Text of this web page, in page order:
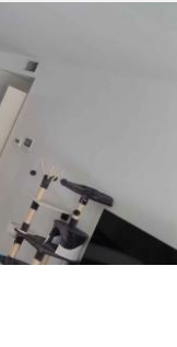
dans un appart 2
tout est
du 15 septembre
fait 9M² dans
l'esplanade à...